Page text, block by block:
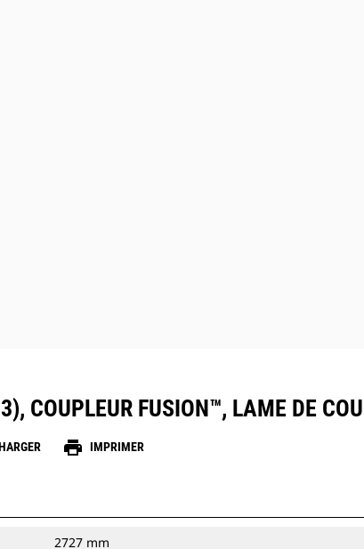
COUPLEUR FUSION™, LAME DE
print IMPRIMER
2727 mm